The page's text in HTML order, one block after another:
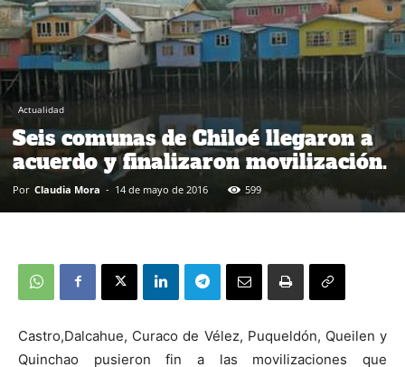
Actualidad
Seis comunas de Chiloé llegaron a
acuerdo y finalizaron movilización.
Por Claudia Mora - 14 de mayo de 2016 599
Castro,Dalcahue, Curaco de Vélez, Puqueldón, Queilen y
Quinchao pusieron fin a las movilizaciones que